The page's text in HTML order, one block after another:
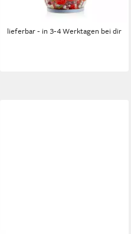
UVP59,95 €
lieferbar - in 3-4 Werktagen bei dir